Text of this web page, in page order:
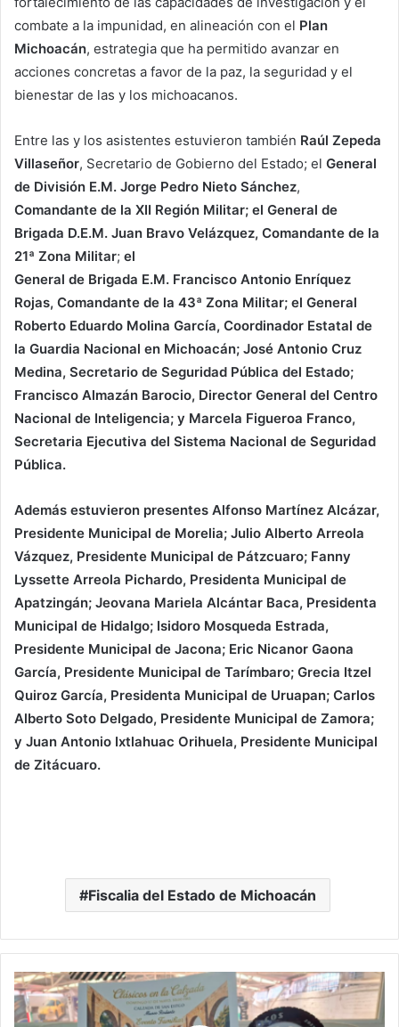
combate a la impunidad, en alineación con el Plan
Michoacán, estrategia que ha permitido avanzar en
acciones concretas a favor de la paz, la seguridad y el
bienestar de las y los michoacanos.
Entre las y los asistentes estuvieron también Raúl Zepeda
Villaseñor, Secretario de Gobierno del Estado; el General
de División E.M. Jorge Pedro Nieto Sánchez,
Comandante de la XII Región Militar; el General de
Brigada D.E.M. Juan Bravo Velázquez, Comandante de la
21ª Zona Militar; el
General de Brigada E.M. Francisco Antonio Enríquez
Rojas, Comandante de la 43ª Zona Militar; el General
Roberto Eduardo Molina García, Coordinador Estatal de
la Guardia Nacional en Michoacán; José Antonio Cruz
Medina, Secretario de Seguridad Pública del Estado;
Francisco Almazán Barocio, Director General del Centro
Nacional de Inteligencia; y Marcela Figueroa Franco,
Secretaria Ejecutiva del Sistema Nacional de Seguridad
Pública.
Además estuvieron presentes Alfonso Martínez Alcázar,
Presidente Municipal de Morelia; Julio Alberto Arreola
Vázquez, Presidente Municipal de Pátzcuaro; Fanny
Lyssette Arreola Pichardo, Presidenta Municipal de
Apatzingán; Jeovana Mariela Alcántar Baca, Presidenta
Municipal de Hidalgo; Isidoro Mosqueda Estrada,
Presidente Municipal de Jacona; Eric Nicanor Gaona
García, Presidente Municipal de Tarímbaro; Grecia Itzel
Quiroz García, Presidenta Municipal de Uruapan; Carlos
Alberto Soto Delgado, Presidente Municipal de Zamora;
y Juan Antonio Ixtlahuac Orihuela, Presidente Municipal
de Zitácuaro.
Fiscalia del Estado de Michoacán
#Morelia
Volver
Al